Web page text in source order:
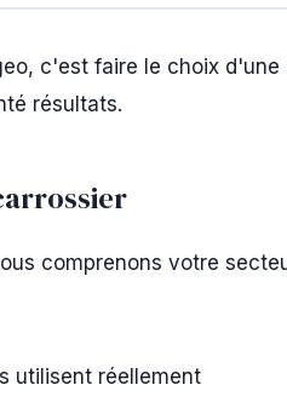
c'est faire le choix d'une
résultats.
comprenons votre
utilisent réellement